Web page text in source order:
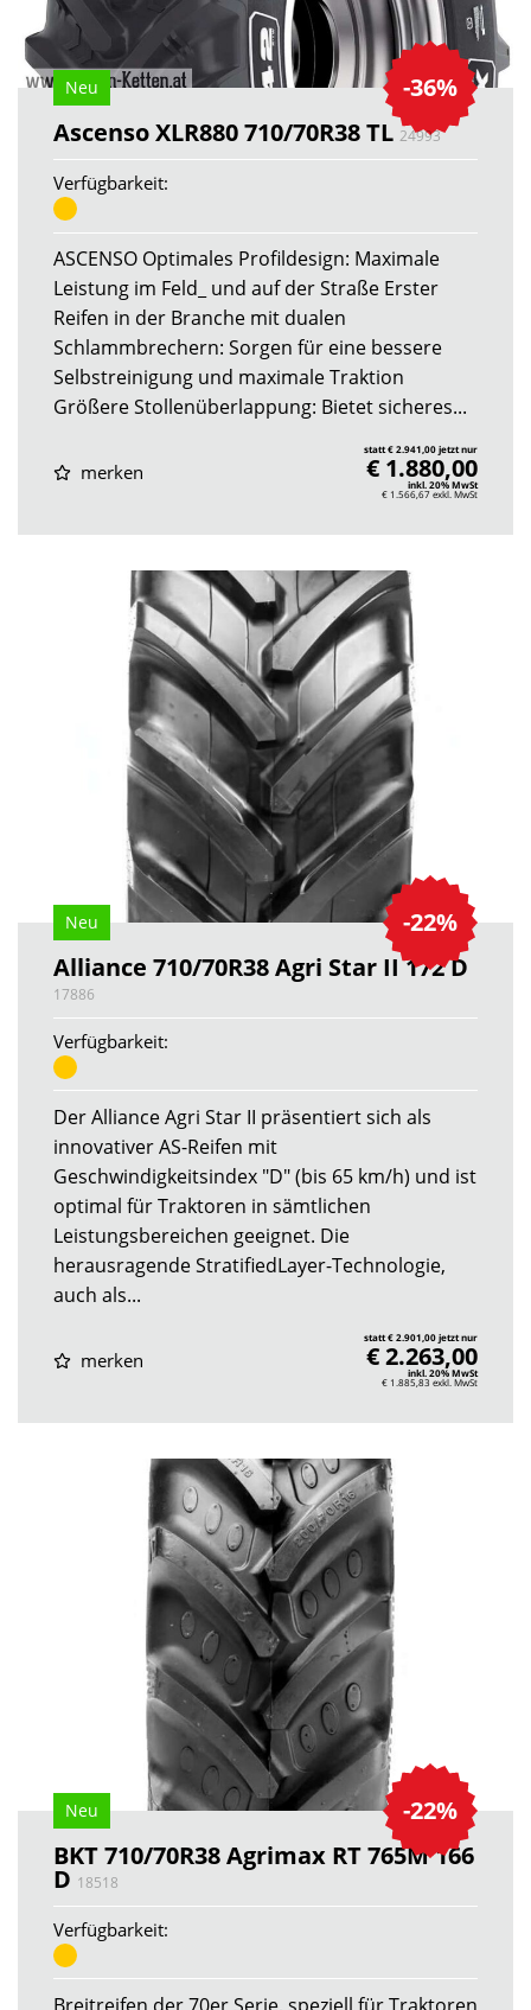
-36%
Neu
Ascenso XLR880 710/70R38 TL 24993
Verfügbarkeit:
ASCENSO Optimales Profildesign: Maximale
Leistung im Feld_ und auf der Straße Erster
Reifen in der Branche mit dualen
Schlammbrechern: Sorgen für eine bessere
Selbstreinigung und maximale Traktion
Größere Stollenüberlappung: Bietet sicheres...
merken
statt € 2.941,00 jetzt nur
€ 1.880,00
inkl. 20% MwSt
€ 1.566,67exkl. MwSt
-22%
Neu
Alliance 710/70R38 Agri Star II 172 D
17886
Verfügbarkeit:
Der Alliance Agri Star II präsentiert sich als
innovativer AS-Reifen mit
Geschwindigkeitsindex "D" (bis 65 km/h) und ist
optimal für Traktoren in sämtlichen
Leistungsbereichen geeignet. Die
herausragende StratifiedLayer-Technologie,
auch als...
merken
statt € 2.901,00 jetzt nur
€ 2.263,00
inkl. 20% MwSt
€ 1.885,83 exkl. MwSt
-22%
Neu
BKT 710/70R38 Agrimax RT 765M 166
D 18518
Verfügbarkeit:
Breitreifen der 70er Serie, speziell für Traktoren